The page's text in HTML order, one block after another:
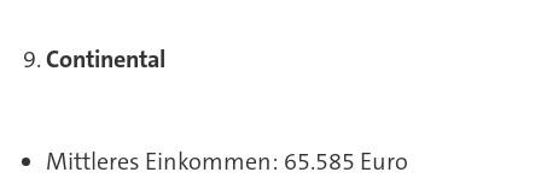
Continental
Mittleres Einkommen: 65.585 Euro